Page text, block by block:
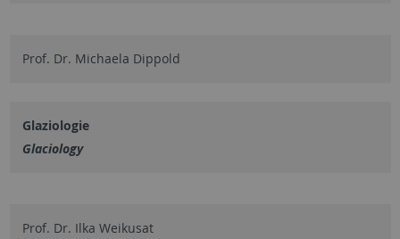
Prof. Dr. Michaela Dippold
Glaziologie
Glaciology
Prof. Dr. Ilka Weikusat